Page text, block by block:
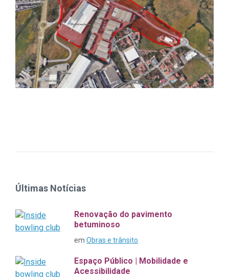
Últimas Notícias
Renovação do pavimento
betuminoso
em Obras e trânsito
Espaço Público | Mobilidade e
Acessibilidade